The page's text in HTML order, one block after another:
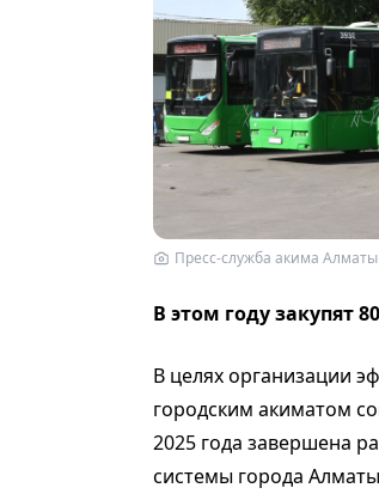
Пресс-служба акима Алматы
В этом году закупят
В целях организации
городским акиматом
2025 года завершена
системы города